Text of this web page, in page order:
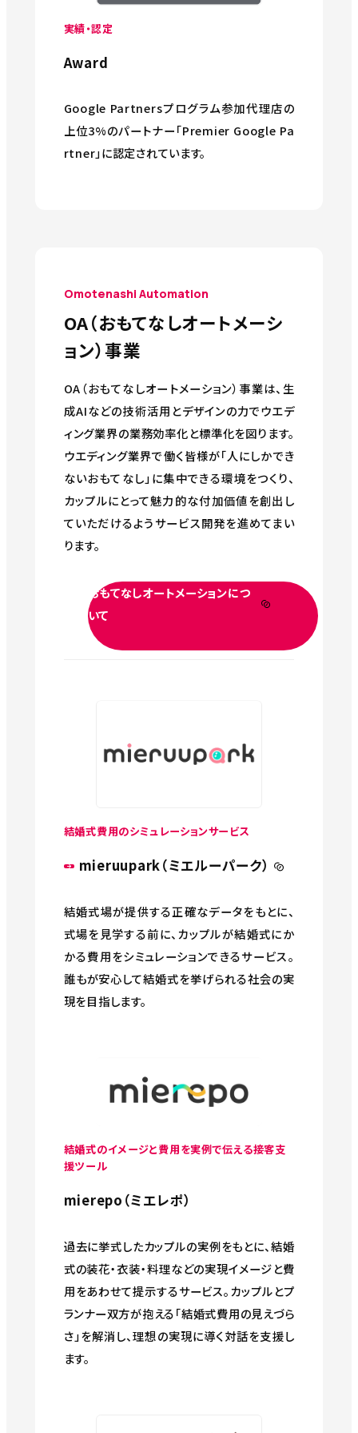
実績・認定
Award
Google Partnersプログラム参加代理店の
上位3%のパートナー「Premier Google Pa
rtner」に認定されています。
Omotenashi Automation
OA（おもてなしオートメーシ
ョン）事業
OA（おもてなしオートメーション）事業は、生
成AIなどの技術活用とデザインの力でウエデ
ィング業界の業務効率化と標準化を図ります。
ウエディング業界で働く皆様が「人にしかでき
ないおもてなし」に集中できる環境をつくり、
カップルにとって魅力的な付加価値を創出し
ていただけるようサービス開発を進めてまい
ります。
おもてなしオートメーションにつ
いて
結婚式費用のシミュレーションサービス
mieruupark（ミエルーパーク）
結婚式場が提供する正確なデータをもとに、
式場を見学する前に、カップルが結婚式にか
かる費用をシミュレーションできるサービス。
誰もが安心して結婚式を挙げられる社会の実
現を目指します。
結婚式のイメージと費用を実例で伝える接客支
援ツール
mierepo（ミエレポ）
過去に挙式したカップルの実例をもとに、結婚
式の装花・衣装・料理などの実現イメージと費
用をあわせて提示するサービス。カップルとプ
ランナー双方が抱える「結婚式費用の見えづら
さ」を解消し、理想の実現に導く対話を支援し
ます。